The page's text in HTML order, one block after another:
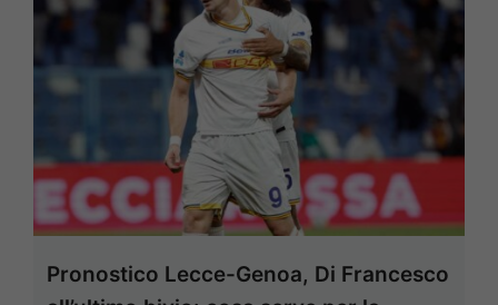
Pronostico Lecce-Genoa, Di Francesco